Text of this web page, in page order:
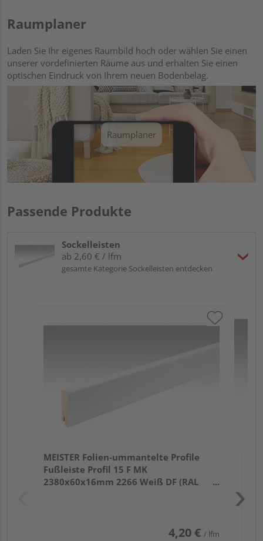
Raumplaner
Laden Sie Ihr eigenes Raumbild hoch oder wählen Sie einen
unserer vordefinierten Räume aus und erhalten Sie einen
optischen Eindruck von Ihrem neuen Bodenbelag.
Raumplaner
Passende Produkte
Sockelleisten
ab 2,60 € / lfm
gesamte Kategorie Sockelleisten entdecken
MEISTER Folien-ummantelte Profile
Fußleiste Profil 15 F MK
2380x60x16mm 2266 Weiß DF (RAL
4,20 € / lfm